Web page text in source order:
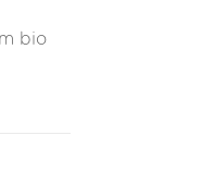
bio